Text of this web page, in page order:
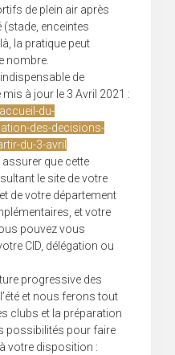
de plein air après
enceintes
la pratique peut
nombre.
de
à jour le 3 Avril 2021 :
du-
des-decisions-
du-3-avril
que cette
le site de votre
de votre département
et votre
pouvez vous
CID, délégation ou
progressive des
et nous ferons tout
clubs et la préparation
possibilités pour faire
votre disposition :